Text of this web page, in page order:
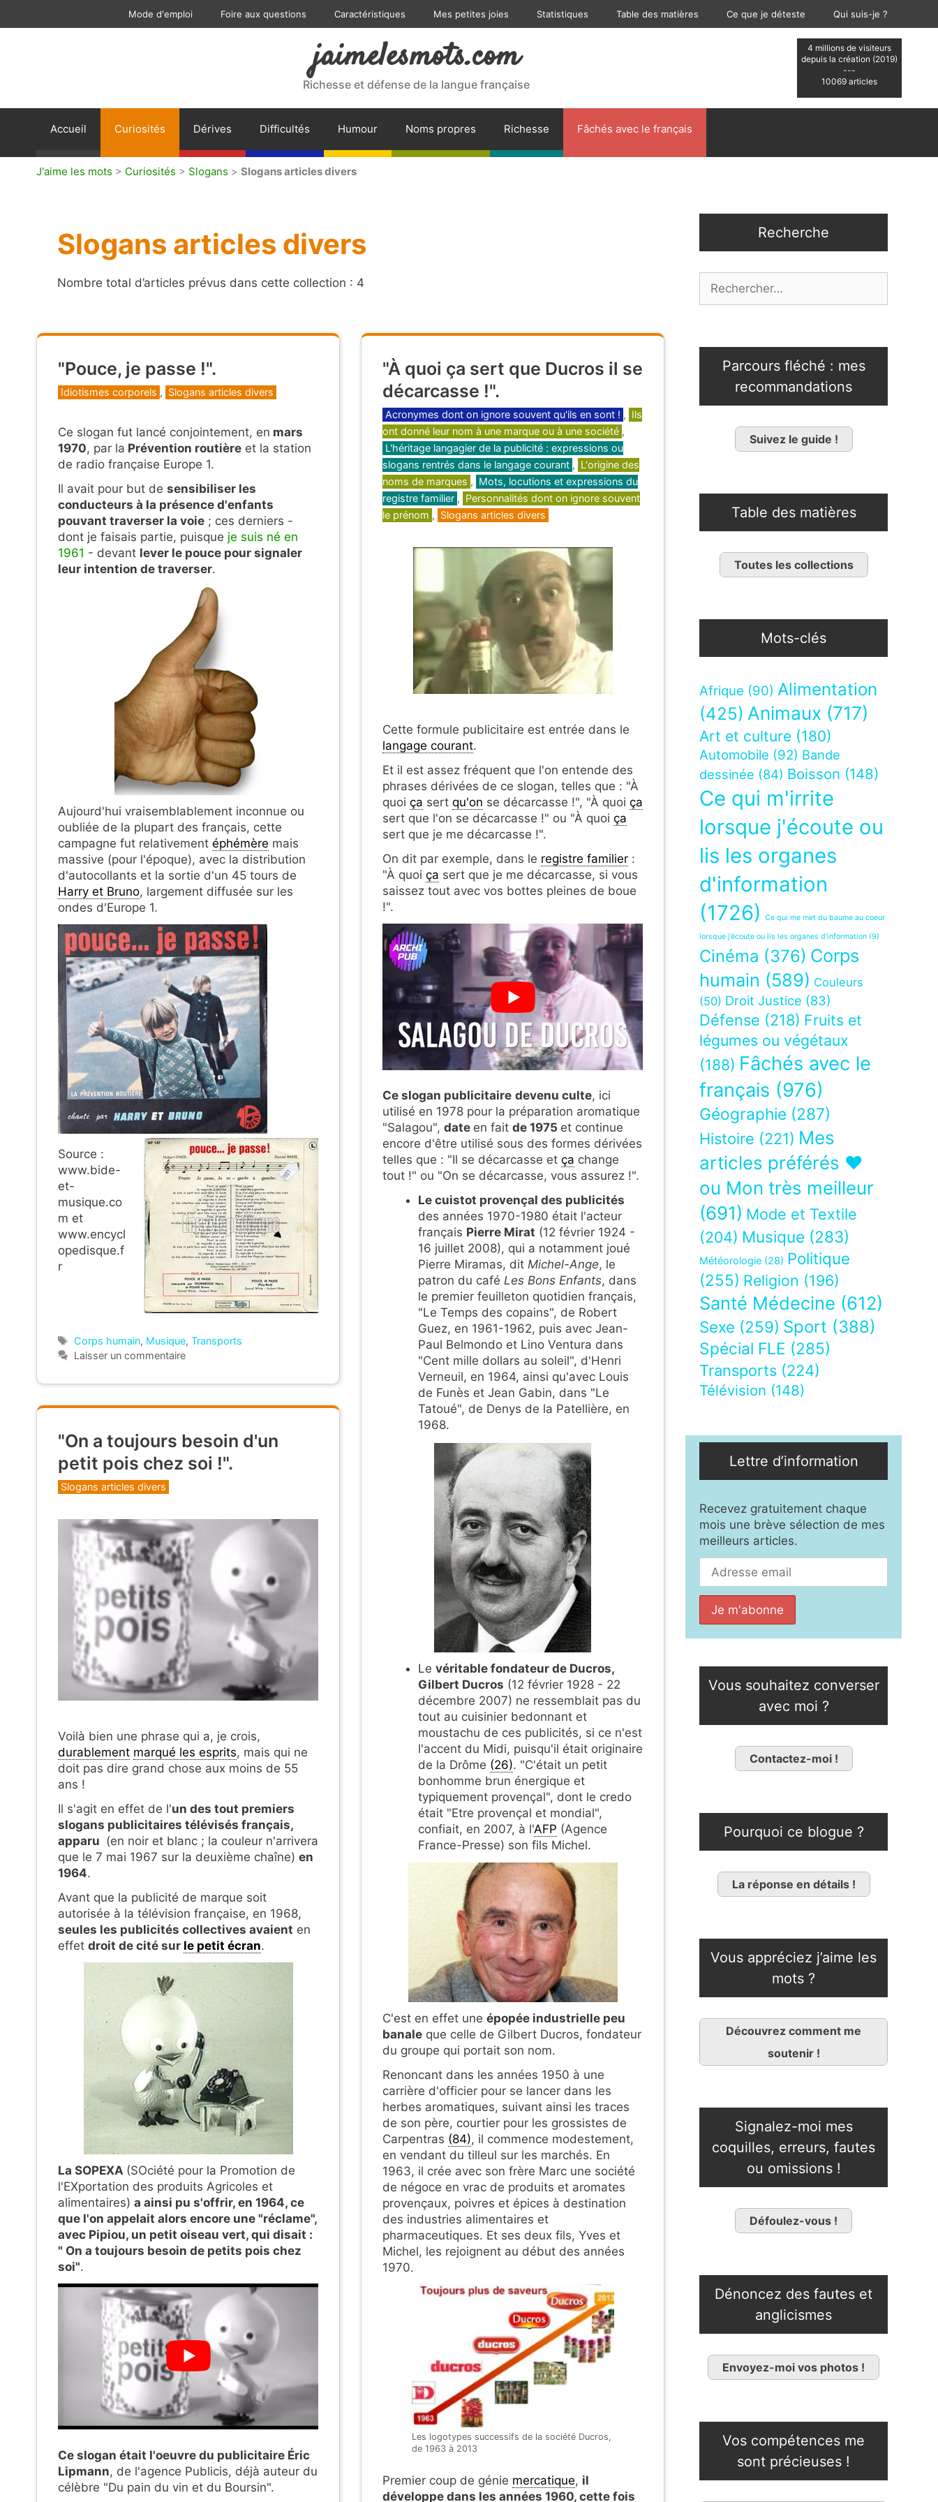
Mode d'emploi Foire aux questions Caractéristiques Mes petites joies Statistiques Table des matières Ce que je déteste Qui suis-je ?
4 millions de visiteurs
depuis la création (2019)
---
10069 articles
jaimelesmots.com
Richesse et défense de la langue française
Accueil Curiosités Dérives Difficultés Humour Noms propres Richesse Fâchés avec le français
J'aime les mots > Curiosités > Slogans > Slogans articles divers
Slogans articles divers
Nombre total d’articles prévus dans cette collection : 4
"Pouce, je passe !".
Catégories
Idiotismes corporels , Slogans articles divers
Ce slogan fut lancé conjointement, en mars
1970, par la Prévention routière et la station
de radio française Europe 1.
Il avait pour but de sensibiliser les
conducteurs à la présence d'enfants
pouvant traverser la voie ; ces derniers -
dont je faisais partie, puisque je suis né en
1961 - devant lever le pouce pour signaler
leur intention de traverser.
Aujourd'hui vraisemblablement inconnue ou
oubliée de la plupart des français, cette
campagne fut relativement éphémère mais
massive (pour l'époque), avec la distribution
d'autocollants et la sortie d'un 45 tours de
Harry et Bruno, largement diffusée sur les
ondes d'Europe 1.
Source :
www.bide-
et-
musique.co
m et
www.encycl
opedisque.f
r
Étiquettes
Corps humain, Musique,Transports
Laisser un commentaire
"À quoi ça sert que Ducros il se
décarcasse !".
Catégories
Acronymes dont on ignore souvent qu'ils en sont ! , Ils
ont donné leur nom à une marque ou à une société ,
L'héritage langagier de la publicité : expressions ou
slogans rentrés dans le langage courant , L'origine des
noms de marques , Mots, locutions et expressions du
registre familier , Personnalités dont on ignore souvent
le prénom , Slogans articles divers
Cette formule publicitaire est entrée dans le
langage courant.
Et il est assez fréquent que l'on entende des
phrases dérivées de ce slogan, telles que : "À
quoi ça sert qu'on se décarcasse !", "À quoi ça
sert que l'on se décarcasse !" ou "À quoi ça
sert que je me décarcasse !".
On dit par exemple, dans le registre familier :
"À quoi ça sert que je me décarcasse, si vous
saissez tout avec vos bottes pleines de boue
!".
Ce slogan publicitaire devenu culte, ici
utilisé en 1978 pour la préparation aromatique
"Salagou", date en fait de 1975 et continue
encore d'être utilisé sous des formes dérivées
telles que : "Il se décarcasse et ça change
tout !" ou "On se décarcasse, vous assurez !".
Le cuistot provençal des publicités
des années 1970-1980 était l'acteur
français Pierre Mirat (12 février 1924 -
16 juillet 2008), qui a notamment joué
Pierre Miramas, dit Michel-Ange, le
patron du café Les Bons Enfants, dans
le premier feuilleton quotidien français,
"Le Temps des copains", de Robert
Guez, en 1961-1962, puis avec Jean-
Paul Belmondo et Lino Ventura dans
"Cent mille dollars au soleil", d'Henri
Verneuil, en 1964, ainsi qu'avec Louis
de Funès et Jean Gabin, dans "Le
Tatoué", de Denys de la Patellière, en
1968.
Le véritable fondateur de Ducros,
Gilbert Ducros (12 février 1928 - 22
décembre 2007) ne ressemblait pas du
tout au cuisinier bedonnant et
moustachu de ces publicités, si ce n'est
l'accent du Midi, puisqu'il était originaire
de la Drôme (26). "C'était un petit
bonhomme brun énergique et
typiquement provençal", dont le credo
était "Etre provençal et mondial",
confiait, en 2007, à l'AFP (Agence
France-Presse) son fils Michel.
C'est en effet une épopée industrielle peu
banale que celle de Gilbert Ducros, fondateur
du groupe qui portait son nom.
Renoncant dans les années 1950 à une
carrière d'officier pour se lancer dans les
herbes aromatiques, suivant ainsi les traces
de son père, courtier pour les grossistes de
Carpentras (84), il commence modestement,
en vendant du tilleul sur les marchés. En
1963, il crée avec son frère Marc une société
de négoce en vrac de produits et aromates
provençaux, poivres et épices à destination
des industries alimentaires et
pharmaceutiques. Et ses deux fils, Yves et
Michel, les rejoignent au début des années
1970.
Les logotypes successifs de la société Ducros,
de 1963 à 2013
Premier coup de génie mercatique, il
développe dans les années 1960, cette fois
"On a toujours besoin d'un
petit pois chez soi !".
Catégories
Slogans articles divers
Voilà bien une phrase qui a, je crois,
durablement marqué les esprits, mais qui ne
doit pas dire grand chose aux moins de 55
ans !
Il s'agit en effet de l'un des tout premiers
slogans publicitaires télévisés français,
apparu (en noir et blanc ; la couleur n'arrivera
que le 7 mai 1967 sur la deuxième chaîne) en
1964.
Avant que la publicité de marque soit
autorisée à la télévision française, en 1968,
seules les publicités collectives avaient en
effet droit de cité sur le petit écran.
La SOPEXA (SOciété pour la Promotion de
l'EXportation des produits Agricoles et
alimentaires) a ainsi pu s'offrir, en 1964, ce
que l'on appelait alors encore une "réclame",
avec Pipiou, un petit oiseau vert, qui disait :
" On a toujours besoin de petits pois chez
soi".
Ce slogan était l'oeuvre du publicitaire Éric
Lipmann, de l'agence Publicis, déjà auteur du
célèbre "Du pain du vin et du Boursin".
Recherche
Parcours fléché : mes
recommandations
Suivez le guide !
Table des matières
Toutes les collections
Mots-clés
Afrique (90) Alimentation
(425) Animaux (717)
Art et culture (180)
Automobile (92) Bande
dessinée (84) Boisson (148)
Ce qui m'irrite
lorsque j'écoute ou
lis les organes
d'information
(1726)
Ce qui me met du baume au coeur
lorsque j’écoute ou lis les organes d’information (9)
Cinéma (376) Corps
humain (589) Couleurs
(50) Droit Justice (83)
Défense (218) Fruits et
légumes ou végétaux
(188) Fâchés avec le
français (976)
Géographie (287)
Histoire (221) Mes
articles préférés ❤
ou Mon très meilleur
(691) Mode et Textile
(204) Musique (283)
Météorologie (28) Politique
(255) Religion (196)
Santé Médecine (612)
Sexe (259) Sport (388)
Spécial FLE (285)
Transports (224)
Télévision (148)
Lettre d’information
Recevez gratuitement chaque
mois une brève sélection de mes
meilleurs articles.
Vous souhaitez converser
avec moi ?
Contactez-moi !
Pourquoi ce blogue ?
La réponse en détails !
Vous appréciez j’aime les
mots ?
Découvrez comment me
soutenir !
Signalez-moi mes
coquilles, erreurs, fautes
ou omissions !
Défoulez-vous !
Dénoncez des fautes et
anglicismes
Envoyez-moi vos photos !
Vos compétences me
sont précieuses !